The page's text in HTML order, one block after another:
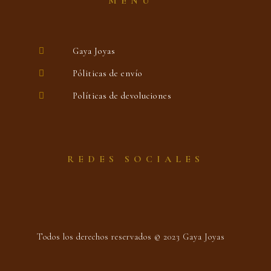
Gaya Joyas
Póliticas de envío
Políticas de devoluciones
REDES SOCIALES
Todos los derechos reservados © 2023 Gaya Joyas